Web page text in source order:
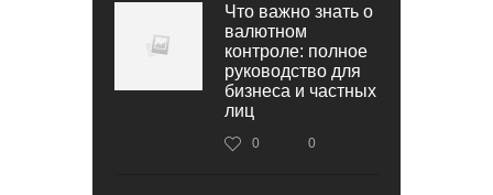
Что важно знать о
валютном
контроле: полное
руководство для
бизнеса и частных
лиц
0 0